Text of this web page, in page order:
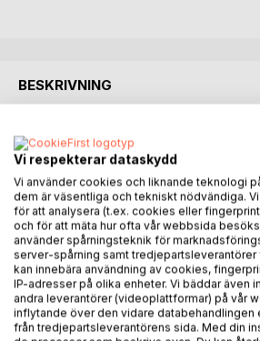
BESKRIVNING
Torsdag den tjugoandra augusti.
Gunilla knackade med whiteboard-
påkalla klassens uppmärksamhet.
upptäckte till sin förvåning att det
vid katedern. Hur länge hade han varit
fotbollströja över en långärmad vit t-
jeansshorts och välanvända
och ganska kort.
- Det här är Emma, sa Gunilla och la
killen som tydligen var en tjej. Hon
Vi respekterar dataskydd
Vi använder cookies och liknande teknologi
dem är väsentliga och tekniskt nödvändiga.
för att analysera (t.ex. cookies eller
och för att mäta hur ofta vår webbsida
använder spårningsteknik för
server-spårning samt
kan innebära användning av cookies,
IP-adresser på olika enheter. Vi bäddar även
andra leverantörer (videoplattformar) på vår
inflytande över den vidare databehandlingen
från tredjepartsleverantörens sida. Med din